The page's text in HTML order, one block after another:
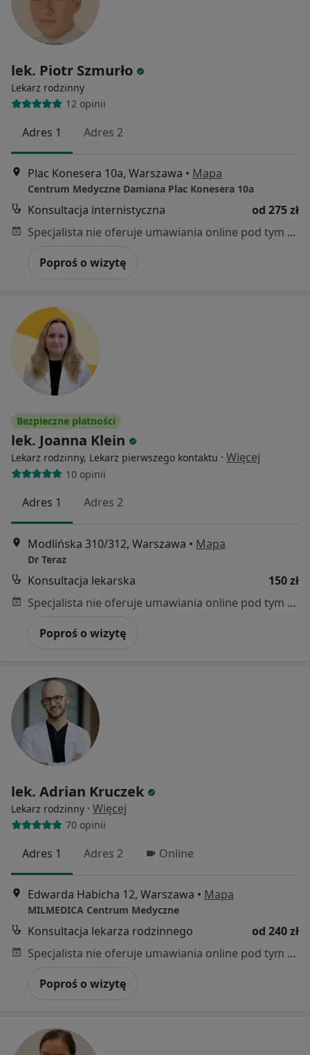
lek. Piotr Szmurło
Lekarz rodzinny
12 opinii
Adres 1 Adres 2
Plac Konesera 10a, Warszawa • Mapa
Centrum Medyczne Damiana Plac Konesera 10a
Konsultacja internistyczna
od 275 zł
Specjalista nie oferuje umawiania online pod tym adresem.
Poproś o wizytę
Bezpieczne płatności
lek. Joanna Klein
Lekarz rodzinny, Lekarz pierwszego kontaktu · Więcej
10 opinii
Adres 1 Adres 2
Modlińska 310/312, Warszawa • Mapa
Dr Teraz
Konsultacja lekarska
150 zł
Specjalista nie oferuje umawiania online pod tym adresem.
Poproś o wizytę
lek. Adrian Kruczek
Lekarz rodzinny · Więcej
70 opinii
Adres 1 Adres 2 Online
Edwarda Habicha 12, Warszawa • Mapa
MILMEDICA Centrum Medyczne
Konsultacja lekarza rodzinnego
od 240 zł
Specjalista nie oferuje umawiania online pod tym adresem.
Poproś o wizytę